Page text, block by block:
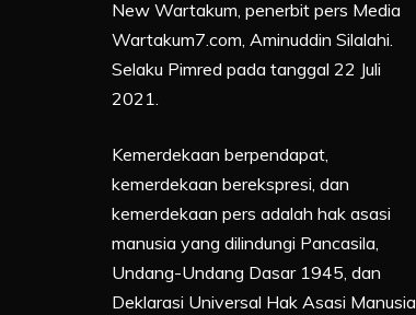
New Wartakum, penerbit pers Media
Wartakum7.com, Aminuddin Silalahi.
Selaku Pimred pada tanggal 22 Juli
2021.
Kemerdekaan berpendapat,
kemerdekaan berekspresi, dan
kemerdekaan pers adalah hak asasi
manusia yang dilindungi Pancasila,
Undang-Undang Dasar 1945, dan
Deklarasi Universal Hak Asasi Manusia